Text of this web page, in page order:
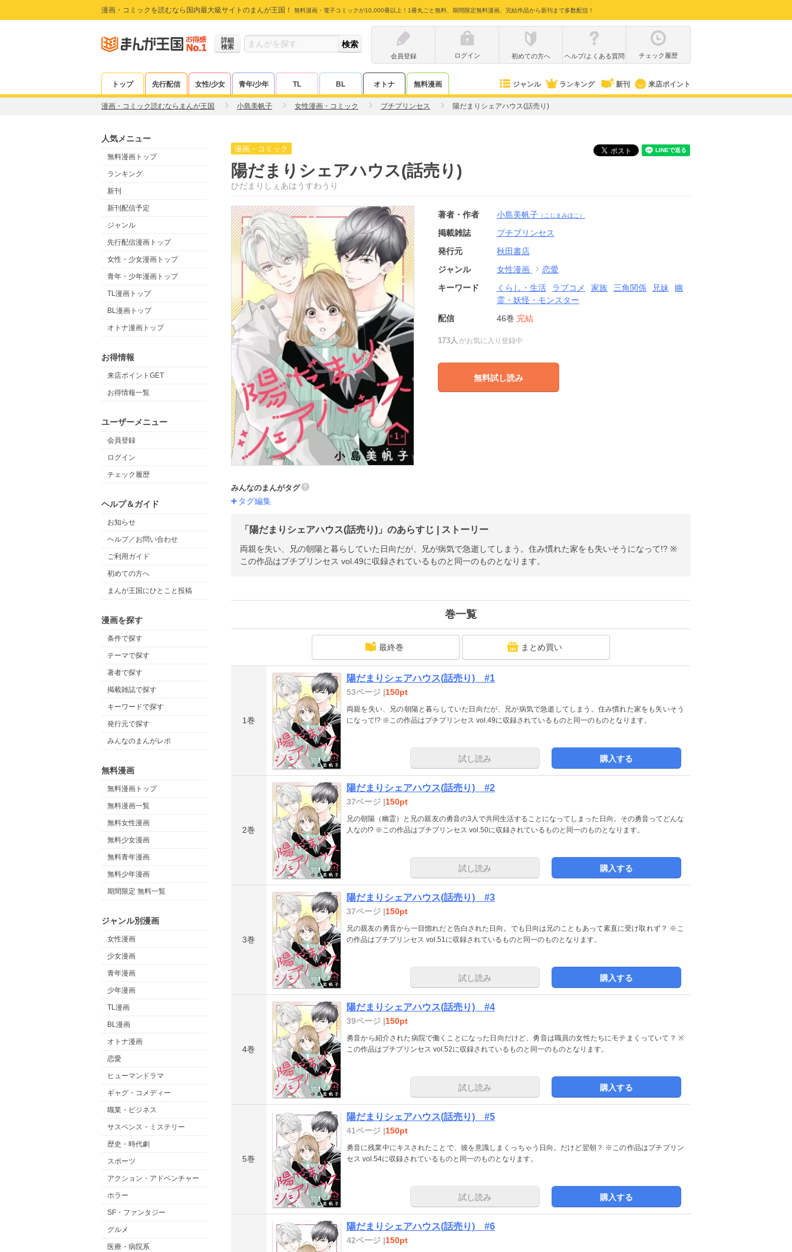
漫画・コミックを読むなら国内最大級サイトのまんが王国！ 無料漫画・電子コミックが10,000冊以上！1冊丸ごと無料、期間限定無料漫画、完結作品から新刊まで多数配信！
詳細
検索
会員登録
ログイン 初めての方へ ヘルプ/よくある質問 チェック履歴
トップ 先行配信 女性/少女 青年/少年 TL BL オトナ 無料漫画 ジャンル ランキング 新刊 来店ポイント
漫画・コミック読むならまんが王国 小島美帆子 女性漫画・コミック プチプリンセス 陽だまりシェアハウス(話売り)
人気メニュー
無料漫画トップ
ランキング
新刊
新刊配信予定
ジャンル
先行配信漫画トップ
女性・少女漫画トップ
青年・少年漫画トップ
TL漫画トップ
BL漫画トップ
オトナ漫画トップ
お得情報
来店ポイントGET
お得情報一覧
ユーザーメニュー
会員登録
ログイン
チェック履歴
ヘルプ＆ガイド
お知らせ
ヘルプ／お問い合わせ
ご利用ガイド
初めての方へ
まんが王国にひとこと投稿
漫画を探す
条件で探す
テーマで探す
著者で探す
掲載雑誌で探す
キーワードで探す
発行元で探す
みんなのまんがレポ
無料漫画
無料漫画トップ
無料漫画一覧
無料女性漫画
無料少女漫画
無料青年漫画
無料少年漫画
期間限定 無料一覧
ジャンル別漫画
女性漫画
少女漫画
青年漫画
少年漫画
TL漫画
BL漫画
オトナ漫画
恋愛
ヒューマンドラマ
ギャグ・コメディー
職業・ビジネス
サスペンス・ミステリー
歴史・時代劇
スポーツ
アクション・アドベンチャー
ホラー
SF・ファンタジー
グルメ
医療・病院系
漫画・コミック
陽だまりシェアハウス(話売り)
ひだまりしぇあはうすわうり
著者・作者 小島美帆子 （こじまみほこ）
掲載雑誌
プチプリンセス
発行元
秋田書店
ジャンル
女性漫画
恋愛
キーワード
くらし・生活 ラブコメ 家族 三角関係 兄妹
幽
霊・妖怪・モンスター
配信
46巻 完結
173人 がお気に入り登録中
無料試し読み
みんなのまんがタグ
タグ編集
「陽だまりシェアハウス(話売り)」のあらすじ | ストーリー
両親を失い、兄の朝陽と暮らしていた日向だが、兄が病気で急逝してしまう。住み慣れた家をも失いそうになって!? ※
この作品はプチプリンセス vol.49に収録されているものと同一のものとなります。
巻一覧
最終巻 まとめ買い
1巻
陽だまりシェアハウス(話売り) #1
53ページ |150pt
両親を失い、兄の朝陽と暮らしていた日向だが、兄が病気で急逝してしまう。住み慣れた家をも失いそう
になって!? ※この作品はプチプリンセス vol.49に収録されているものと同一のものとなります。
試し読み 購入する
2巻
陽だまりシェアハウス(話売り) #2
37ページ |150pt
兄の朝陽（幽霊）と兄の親友の勇音の3人で共同生活することになってしまった日向。その勇音ってどんな
人なの!? ※この作品はプチプリンセス vol.50に収録されているものと同一のものとなります。
試し読み 購入する
3巻
陽だまりシェアハウス(話売り) #3
37ページ |150pt
兄の親友の勇音から一目惚れだと告白された日向。でも日向は兄のこともあって素直に受け取れず？ ※こ
の作品はプチプリンセス vol.51に収録されているものと同一のものとなります。
試し読み 購入する
4巻
陽だまりシェアハウス(話売り) #4
39ページ |150pt
勇音から紹介された病院で働くことになった日向だけど、勇音は職員の女性たちにモテまくっていて？ ※
この作品はプチプリンセス vol.52に収録されているものと同一のものとなります。
試し読み 購入する
5巻
陽だまりシェアハウス(話売り) #5
41ページ |150pt
勇音に残業中にキスされたことで、彼を意識しまくっちゃう日向。だけど翌朝？ ※この作品はプチプリン
セス vol.54に収録されているものと同一のものとなります。
試し読み 購入する
陽だまりシェアハウス(話売り) #6
42ページ |150pt